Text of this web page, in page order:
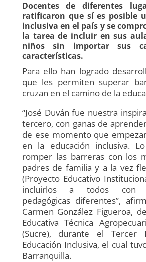
Docentes de diferentes
ratificaron que sí es posible
inclusiva en el país y se
la tarea de incluir en sus
niños sin importar sus
características.
Para ello han logrado
que les permiten superar
cruzan en el camino de la
“José Duván fue nuestra
tercero, con ganas de
de ese momento que
en la educación inclusiva.
romper las barreras con los
padres de familia y a la vez
(Proyecto Educativo
incluirlos a todos con
pedagógicas diferentes”,
Carmen González Figueroa,
Educativa Técnica
(Sucre), durante el Tercer
Educación Inclusiva, el cual
Barranquilla.